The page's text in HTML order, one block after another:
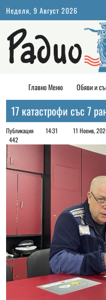
Неделя, 9 Август 2026
Главно Меню Обяви и
17 катастрофи със 7
Публикация 14:31 11 Ноемв,
442